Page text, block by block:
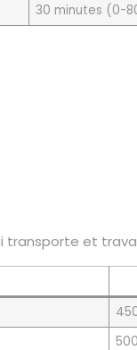
30 minutes (0-
transporte et
500